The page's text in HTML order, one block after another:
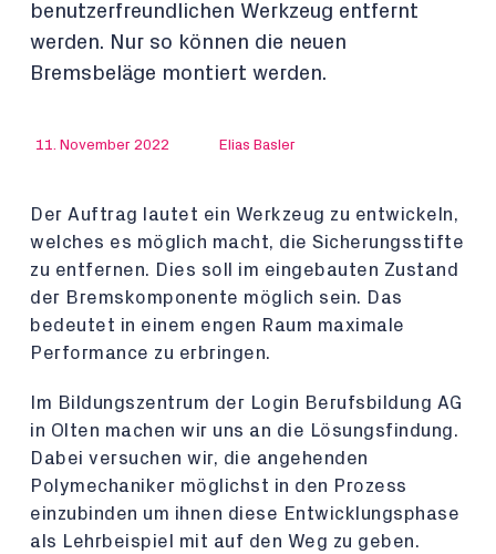
benutzerfreundlichen Werkzeug entfernt
werden. Nur so können die neuen
Bremsbeläge montiert werden.
11. November 2022 Elias Basler
Der Auftrag lautet ein Werkzeug zu entwickeln,
welches es möglich macht, die Sicherungsstifte
zu entfernen. Dies soll im eingebauten Zustand
der Bremskomponente möglich sein. Das
bedeutet in einem engen Raum maximale
Performance zu erbringen.
Im Bildungszentrum der Login Berufsbildung AG
in Olten machen wir uns an die Lösungsfindung.
Dabei versuchen wir, die angehenden
Polymechaniker möglichst in den Prozess
einzubinden um ihnen diese Entwicklungsphase
als Lehrbeispiel mit auf den Weg zu geben.